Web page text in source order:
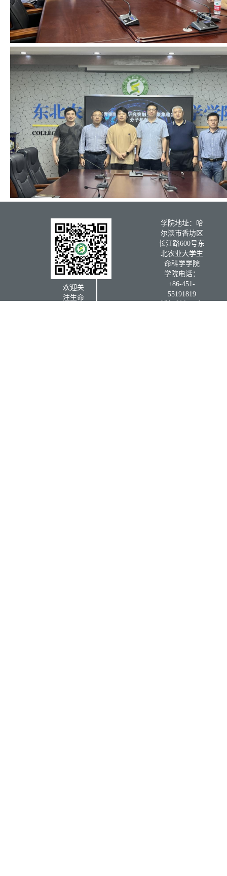
欢迎关
注生命
学院地址：哈
尔滨市香坊区
长江路600号东
北农业大学生
命科学学院
学院电话：
+86-451-
55191819